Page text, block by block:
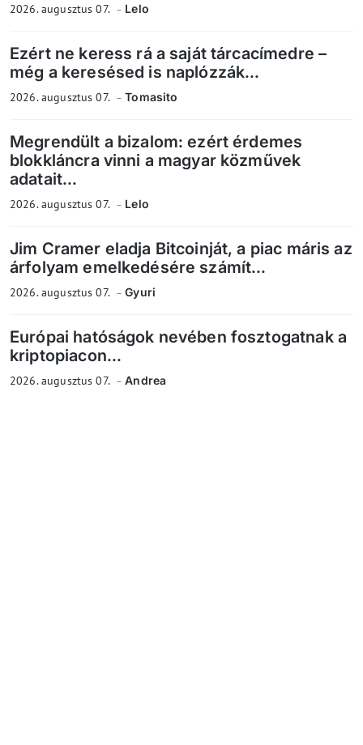
2026. augusztus 07. Lelo
Ezért ne keress rá a saját tárcacímedre –
még a keresésed is naplózzák...
2026. augusztus 07. Tomasito
Megrendült a bizalom: ezért érdemes
blokkláncra vinni a magyar közművek
adatait...
2026. augusztus 07. Lelo
Jim Cramer eladja Bitcoinját, a piac máris az
árfolyam emelkedésére számít...
2026. augusztus 07. Gyuri
Európai hatóságok nevében fosztogatnak a
kriptopiacon...
2026. augusztus 07. Andrea